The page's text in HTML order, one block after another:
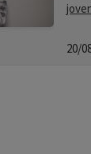
20/